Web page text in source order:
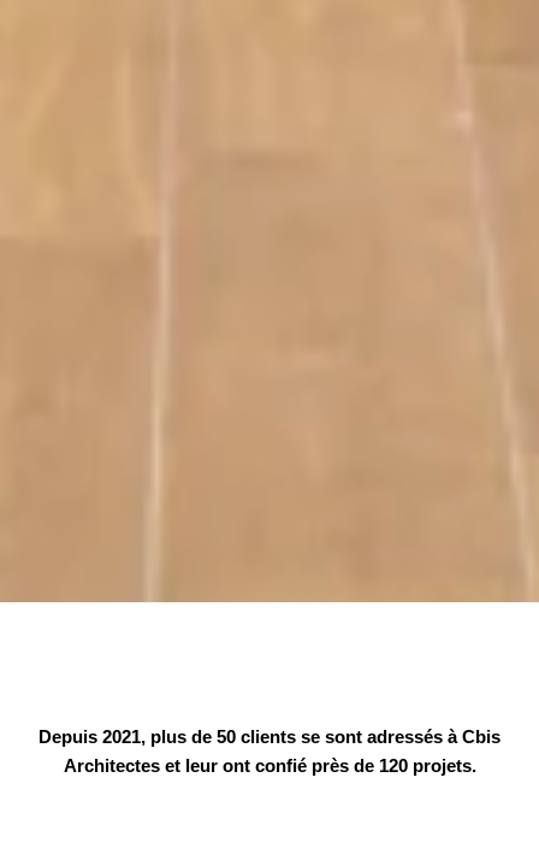
Depuis 2021, plus de 50 clients se sont adressés à Cbis
Architectes et leur ont confié près de 120 projets.